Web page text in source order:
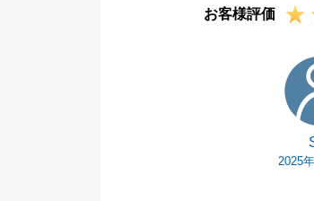
お客様評価
2025